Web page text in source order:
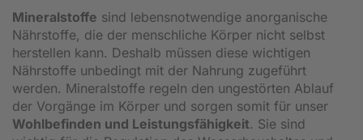
Mineralstoffe sind lebensnotwendige anorganische
Nährstoffe, die der menschliche Körper nicht selbst
herstellen kann. Deshalb müssen diese wichtigen
Nährstoffe unbedingt mit der Nahrung zugeführt
werden. Mineralstoffe regeln den ungestörten Ablauf
der Vorgänge im Körper und sorgen somit für unser
Wohlbefinden und Leistungsfähigkeit. Sie sind